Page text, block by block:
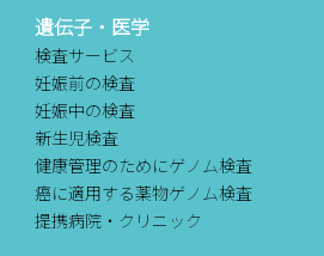
遺伝子・医学
検査サービス
妊娠前の検査
妊娠中の検査
新生児検査
健康管理のためにゲノム検査
癌に適用する薬物ゲノム検査
提携病院・クリニック